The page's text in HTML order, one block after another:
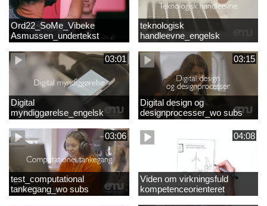
Ord22_SoMe_Vibeke
Asmussen_undertekst
teknologisk
handleevne_engelsk
03:01
Digital
myndiggørelse_engelsk
03:15
Digital design og
designprocesser_wo subs
03:06
test_computational
tankegang_wo subs
04:08
Viden om virkningsfuld
kompetenceorienteret
naturfagsundervisning